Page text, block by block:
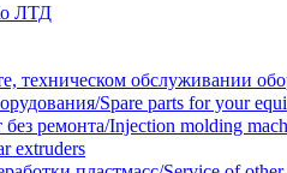
ЛТД
техническом обслуживании
Spare parts for your
ремонта/Injection molding
extruders